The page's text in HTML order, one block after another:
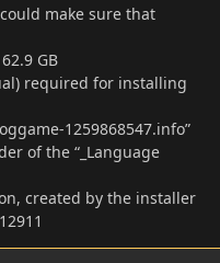
make sure that
GB
required for installing
1259868547.info”
of the “_Language
created by the installer